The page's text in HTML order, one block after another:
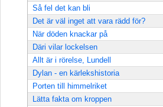
Så fel det kan bli
Det är väl inget att vara rädd för?
När döden knackar på
Däri vilar lockelsen
Allt är i rörelse, Lundell
Dylan - en kärlekshistoria
Porten till himmelriket
Lätta fakta om kroppen